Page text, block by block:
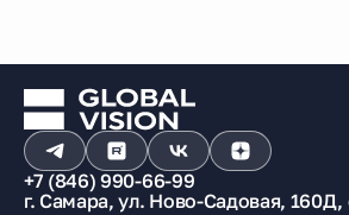
+7 (846) 990-66-99
г. Самара, ул. Ново-Садовая, 160Д,